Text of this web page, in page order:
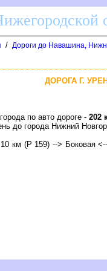
/ Дороги до Навашина,
ДОРОГА Г.
по авто дороге - 202
до города Нижний
км (Р 159) --> Боковая